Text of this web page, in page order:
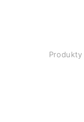
Produkty